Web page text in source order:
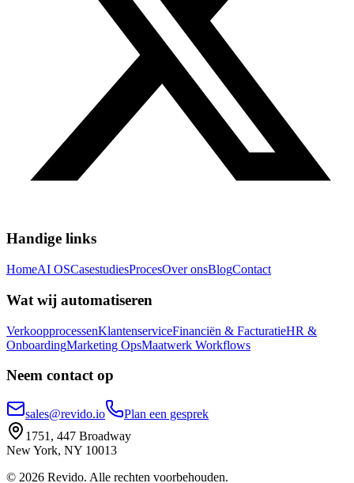
Handige links
HomeAI OSCasestudiesProcesOver onsBlogContact
Wat wij automatiseren
VerkoopprocessenKlantenserviceFinanciën & FacturatieHR &
OnboardingMarketing OpsMaatwerk Workflows
Neem contact op
sales@revido.io
Plan een gesprek
1751, 447 Broadway
New York, NY 10013
© 2026 Revido. Alle rechten voorbehouden.